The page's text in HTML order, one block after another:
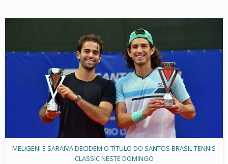
MELIGENI E SARAIVA DECIDEM O TÍTULO DO SANTOS BRASIL TENNIS
CLASSIC NESTE DOMINGO